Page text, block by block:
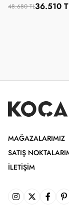
48.680 TL36.510
MAĞAZALARIMIZ
SATIŞ
İLETIŞIM